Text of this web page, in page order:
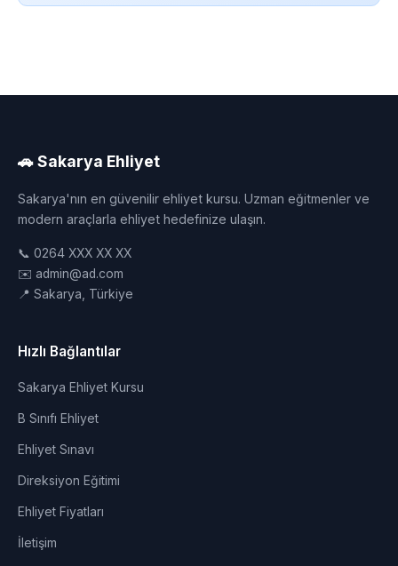
🚗 Sakarya Ehliyet
Sakarya'nın en güvenilir ehliyet kursu. Uzman eğitmenler ve
modern araçlarla ehliyet hedefinize ulaşın.
📞 0264 XXX XX XX
✉️ admin@ad.com
📍 Sakarya, Türkiye
Hızlı Bağlantılar
Sakarya Ehliyet Kursu
B Sınıfı Ehliyet
Ehliyet Sınavı
Direksiyon Eğitimi
Ehliyet Fiyatları
İletişim